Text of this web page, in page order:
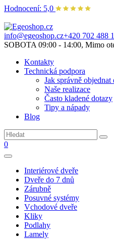
Hodnocení: 5,0
info@egeoshop.cz+420 702 488
SOBOTA 09:00 - 14:00, Mimo
Kontakty
Technická podpora
Jak správně objednat
Naše realizace
Často kladené dotazy
Tipy a nápady
Blog
0
Interiérové dveře
Dveře do 7 dnů
Zárubně
Posuvné systémy
Vchodové dveře
Kliky
Podlahy
Lamely